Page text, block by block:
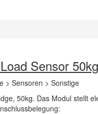
Sensor 50kg
> Sensoren > Sonstige
50kg. Das Modul stellt